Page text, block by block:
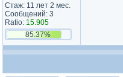
Стаж: 11 лет 2 мес.
Сообщений: 3
Ratio: 15.905
85.37%